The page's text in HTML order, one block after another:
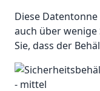
Diese
auch über
Sie, dass der